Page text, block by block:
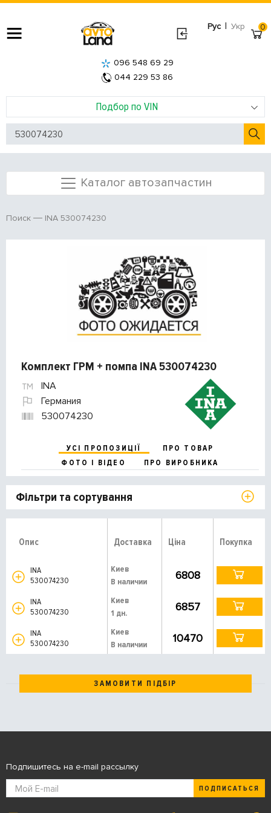
Рус | Укр
Подбор по VIN
096 548 69 29
044 229 53 86
0
Каталог автозапчастин
Поиск INA 530074230
Комплект ГРМ + помпа INA 530074230
INA
Германия
530074230
УСІ ПРОПОЗИЦІЇ
ПРО ТОВАР
ФОТО І ВІДЕО
ПРО ВИРОБНИКА
Фільтри та сортування
Опис Доставка Ціна Покупка
INA
530074230
Киев
В наличии
6808
INA
530074230
Киев
1 дн.
6857
INA
530074230
Киев
В наличии
10470
ЗАМОВИТИ ПІДБІР
Подпишитесь на e-mail рассылку
ПОДПИСАТЬСЯ